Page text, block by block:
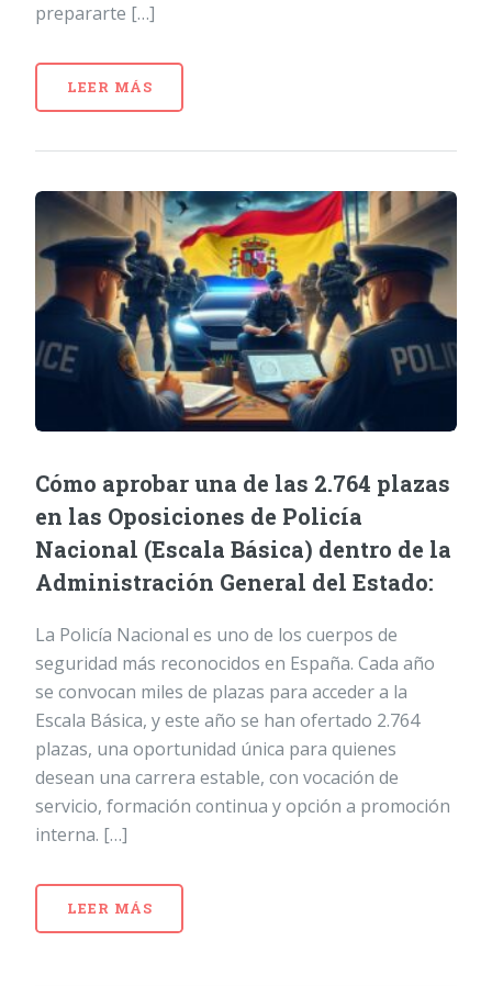
prepararte […]
LEER MÁS
Cómo aprobar una de las 2.764 plazas
en las Oposiciones de Policía
Nacional (Escala Básica) dentro de la
Administración General del Estado:
La Policía Nacional es uno de los cuerpos de
seguridad más reconocidos en España. Cada año
se convocan miles de plazas para acceder a la
Escala Básica, y este año se han ofertado 2.764
plazas, una oportunidad única para quienes
desean una carrera estable, con vocación de
servicio, formación continua y opción a promoción
interna. […]
LEER MÁS